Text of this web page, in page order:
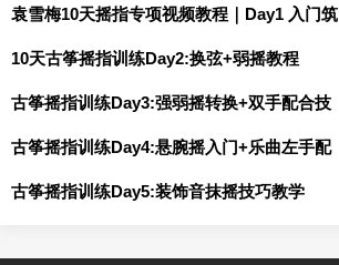
袁雪梅10天摇指专项视频教程｜Day1 入门筑
10天古筝摇指训练Day2:换弦+弱摇教程
古筝摇指训练Day3:强弱摇转换+双手配合技
古筝摇指训练Day4:悬腕摇入门+乐曲左手配
古筝摇指训练Day5:装饰音抹摇技巧教学